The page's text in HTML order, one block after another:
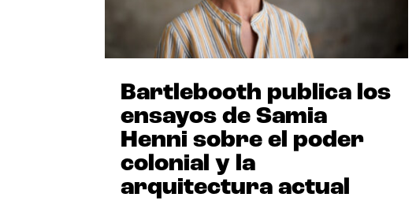
Bartlebooth publica los
ensayos de Samia
Henni sobre el poder
colonial y la
arquitectura actual